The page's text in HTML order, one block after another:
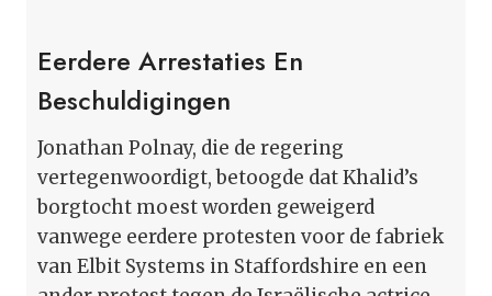
Eerdere Arrestaties En
Beschuldigingen
Jonathan Polnay, die de regering
vertegenwoordigt, betoogde dat Khalid’s
borgtocht moest worden geweigerd
vanwege eerdere protesten voor de fabriek
van Elbit Systems in Staffordshire en een